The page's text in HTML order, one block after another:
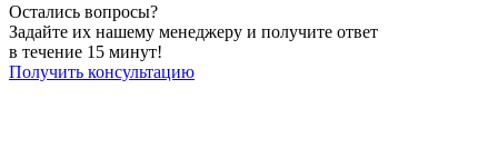
Остались вопросы?
Задайте их нашему менеджеру и получите ответ
в течение 15 минут!
Получить консультацию